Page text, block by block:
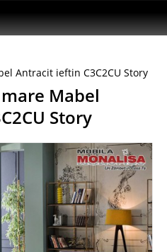
Antracit ieftin C3C2CU Story
Mabel
Story